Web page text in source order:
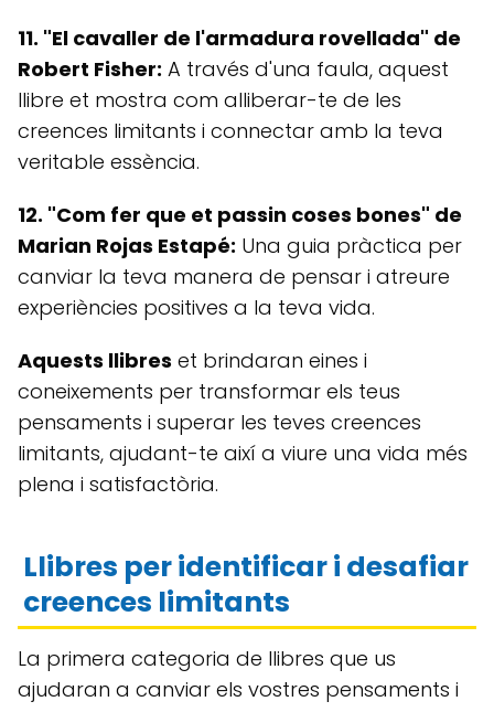
11. "El cavaller de l'armadura rovellada" de
Robert Fisher: A través d'una faula, aquest
llibre et mostra com alliberar-te de les
creences limitants i connectar amb la teva
veritable essència.
12. "Com fer que et passin coses bones" de
Marian Rojas Estapé: Una guia pràctica per
canviar la teva manera de pensar i atreure
experiències positives a la teva vida.
Aquests llibres et brindaran eines i
coneixements per transformar els teus
pensaments i superar les teves creences
limitants, ajudant-te així a viure una vida més
plena i satisfactòria.
Llibres per identificar i desafiar
creences limitants
La primera categoria de llibres que us
ajudaran a canviar els vostres pensaments i